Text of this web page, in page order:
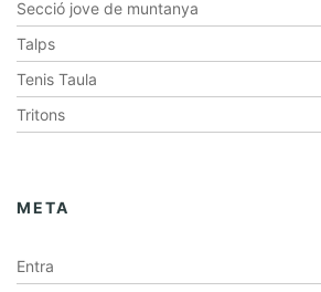
Secció jove de muntanya
Talps
Tenis Taula
Tritons
META
Entra